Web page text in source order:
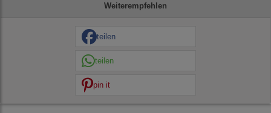
Weiterempfehlen
teilen
teilen
pin it